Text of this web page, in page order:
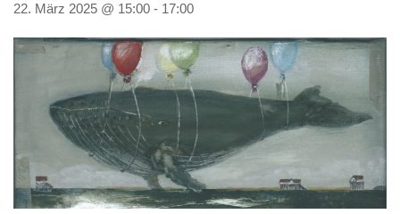
22. März 2025 @ 15:00 - 17:00